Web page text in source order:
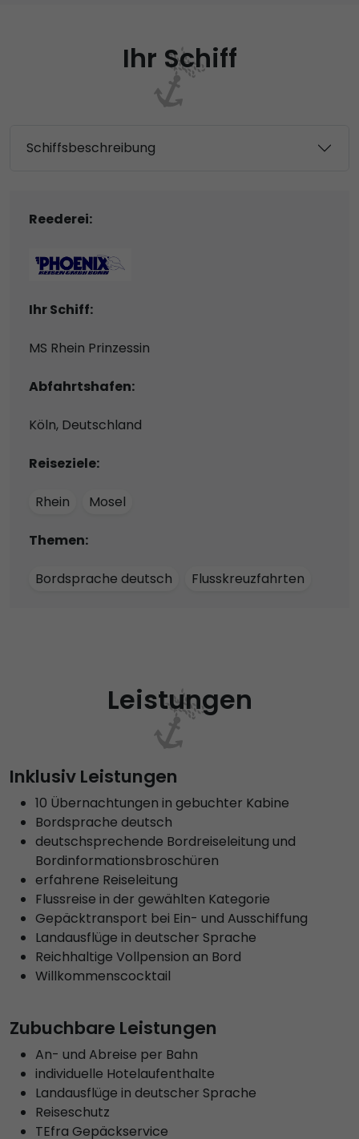
Ihr Schiff
Schiffsbeschreibung
Reederei:
Ihr Schiff:
MS Rhein Prinzessin
Abfahrtshafen:
Köln, Deutschland
Reiseziele:
Rhein Mosel
Themen:
Bordsprache deutsch Flusskreuzfahrten
Leistungen
Inklusiv Leistungen
10 Übernachtungen in gebuchter Kabine
Bordsprache deutsch
deutschsprechende Bordreiseleitung und
Bordinformationsbroschüren
erfahrene Reiseleitung
Flussreise in der gewählten Kategorie
Gepäcktransport bei Ein- und Ausschiffung
Landausflüge in deutscher Sprache
Reichhaltige Vollpension an Bord
Willkommenscocktail
Zubuchbare Leistungen
An- und Abreise per Bahn
individuelle Hotelaufenthalte
Landausflüge in deutscher Sprache
Reiseschutz
TEfra Gepäckservice